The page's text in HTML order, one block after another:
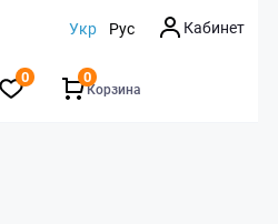
Укр Рус Кабинет
0
Корзина
0